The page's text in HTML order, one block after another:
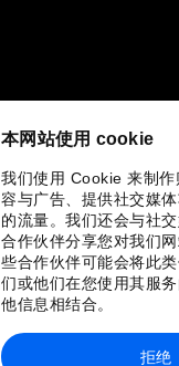
本网站使用 cookie
我们使用 Cookie 来制作
容与广告、提供社交媒
的流量。我们还会与社
合作伙伴分享您对我们
些合作伙伴可能会将此
们或他们在您使用其服
他信息相结合。
拒绝